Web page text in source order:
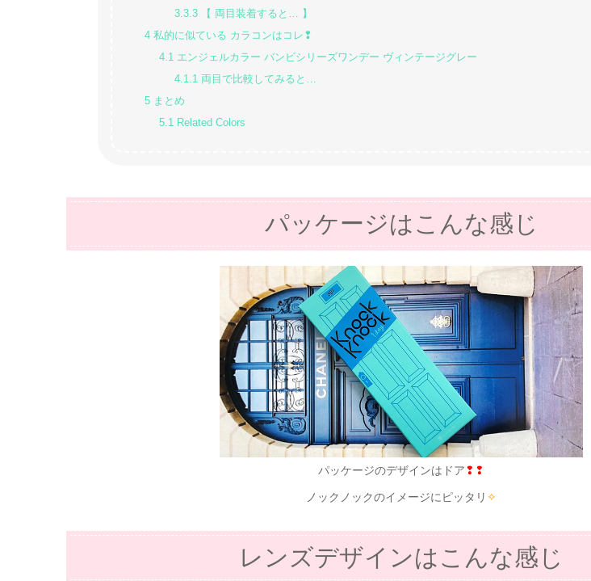
3.3.3 【 両目装着すると… 】
4私的に似ている カラコンはコレ❢
4.1 エンジェルカラー バンビシリーズワンデー ヴィンテージグレー
4.1.1 両目で比較してみると…
5まとめ
5.1 Related Colors
パッケージはこんな感じ
パッケージのデザインはドア❢❢
ノックノックのイメージにピッタリ ✧
レンズデザインはこんな感じ